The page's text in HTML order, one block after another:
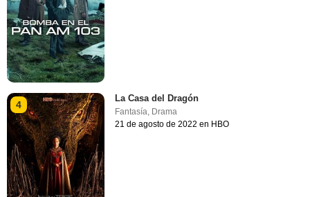
4
La Casa del Dragón
Fantasía, Drama
21 de agosto de 2022 en HBO